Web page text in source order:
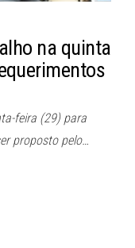
na quinta
feira (29) para
proposto pelo…